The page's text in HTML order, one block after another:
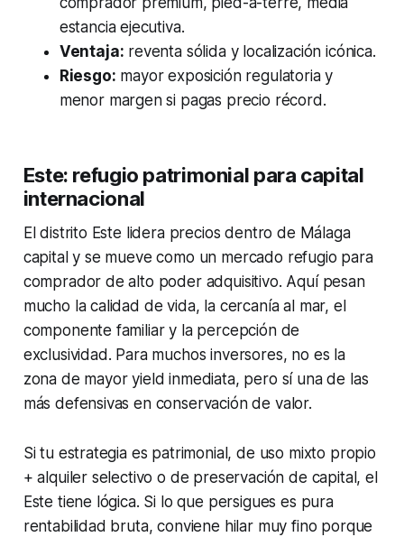
estancia ejecutiva.
Ventaja: reventa sólida y localización icónica.
Riesgo: mayor exposición regulatoria y
menor margen si pagas precio récord.
Este: refugio patrimonial para capital
internacional
El distrito Este lidera precios dentro de Málaga
capital y se mueve como un mercado refugio para
comprador de alto poder adquisitivo. Aquí pesan
mucho la calidad de vida, la cercanía al mar, el
componente familiar y la percepción de
exclusividad. Para muchos inversores, no es la
zona de mayor yield inmediata, pero sí una de las
más defensivas en conservación de valor.
Si tu estrategia es patrimonial, de uso mixto propio
+ alquiler selectivo o de preservación de capital, el
Este tiene lógica. Si lo que persigues es pura
rentabilidad bruta, conviene hilar muy fino porque